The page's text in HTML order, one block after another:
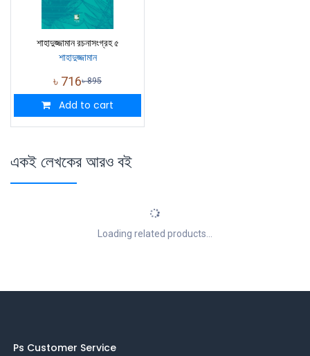
শাহাদুজ্জামান রচনাসংগ্রহ ৫
শাহাদুজ্জামান
৳ 716৳895
Add to cart
একই লেখকের আরও বই
Loading related products...
Ps Customer Service